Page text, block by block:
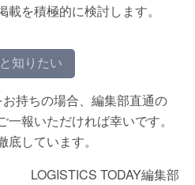
を積極的に検討します。
知りたい
持ちの場合、編集部直通の
報いただければ幸いです。
しています。
LOGISTICS TODAY編集部